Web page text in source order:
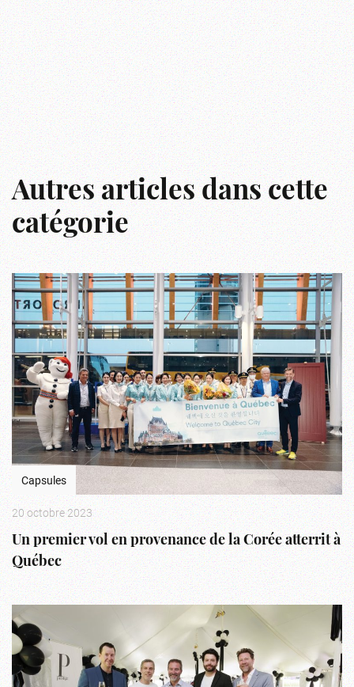
Autres articles dans cette
catégorie
Capsules
20 octobre 2023
Un premier vol en provenance de la Corée atterrit à
Québec